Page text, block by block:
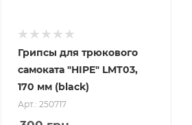
Грипсы для трюкового
самоката "HIPE" LMT03,
170 мм (black)
Арт.: 250717